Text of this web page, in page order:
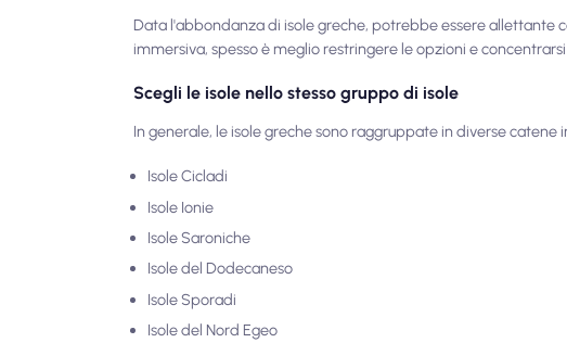
Data l'abbondanza di isole greche, potrebbe essere allettante
immersiva, spesso è meglio restringere le opzioni e
Scegli le isole nello stesso gruppo di isole
In generale, le isole greche sono raggruppate in diverse catene
Isole Cicladi
Isole Ionie
Isole Saroniche
Isole del Dodecaneso
Isole Sporadi
Isole del Nord Egeo